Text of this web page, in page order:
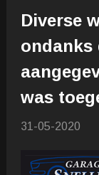
Diverse
ondanks
was
31-05-2020